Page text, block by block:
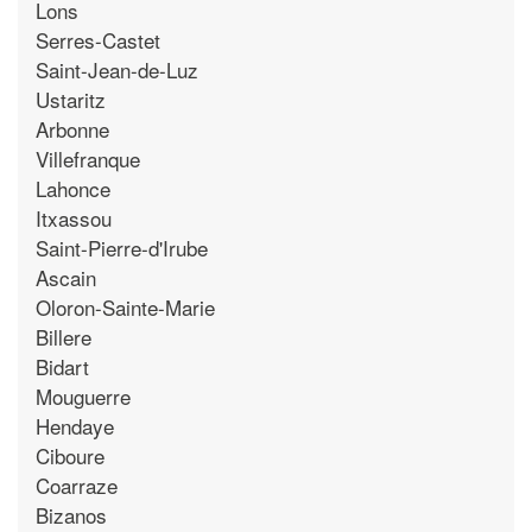
Lons
Serres-Castet
Saint-Jean-de-Luz
Ustaritz
Arbonne
Villefranque
Lahonce
Itxassou
Saint-Pierre-d'Irube
Ascain
Oloron-Sainte-Marie
Billere
Bidart
Mouguerre
Hendaye
Ciboure
Coarraze
Bizanos